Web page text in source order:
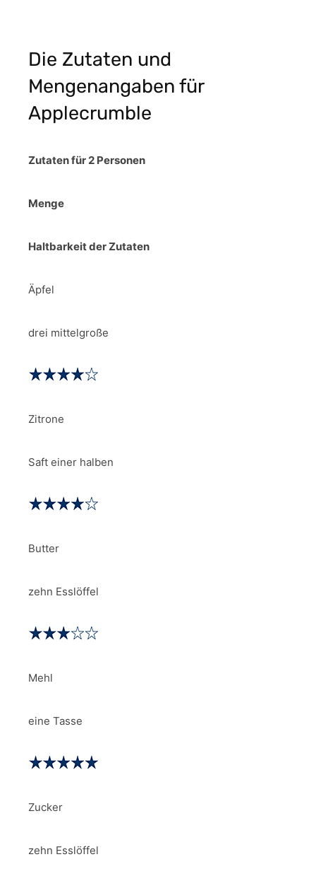
Die Zutaten und
Mengenangaben für
Applecrumble
Zutaten für 2 Personen
Menge
Haltbarkeit der Zutaten
Äpfel
drei mittelgroße
Zitrone
Saft einer halben
Butter
zehn Esslöffel
Mehl
eine Tasse
Zucker
zehn Esslöffel